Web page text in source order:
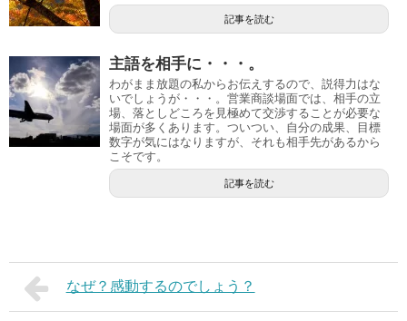
記事を読む
主語を相手に・・・。
わがまま放題の私からお伝えするので、説得力はな
いでしょうが・・・。営業商談場面では、相手の立
場、落としどころを見極めて交渉することが必要な
場面が多くあります。ついつい、自分の成果、目標
数字が気にはなりますが、それも相手先があるから
こそです。
記事を読む
なぜ？感動するのでしょう？